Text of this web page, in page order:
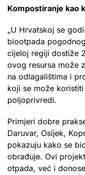
Kompostiranje kao
„U Hrvatskoj se
biootpada
cijeloj regiji dostiže
ovog resursa može
na odlagalištima i
koji se može
poljoprivredi.
Primjeri dobre
Daruvar, Osijek,
pokazuju kako se
obrađuje. Ovi
otpada, već i